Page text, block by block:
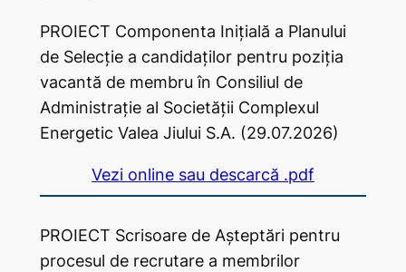
PROIECT Componenta Inițială a Planului
de Selecție a candidaților pentru poziția
vacantă de membru în Consiliul de
Administrație al Societății Complexul
Energetic Valea Jiului S.A. (29.07.2026)
Vezi online sau descarcă .pdf
PROIECT Scrisoare de Așteptări pentru
procesul de recrutare a membrilor